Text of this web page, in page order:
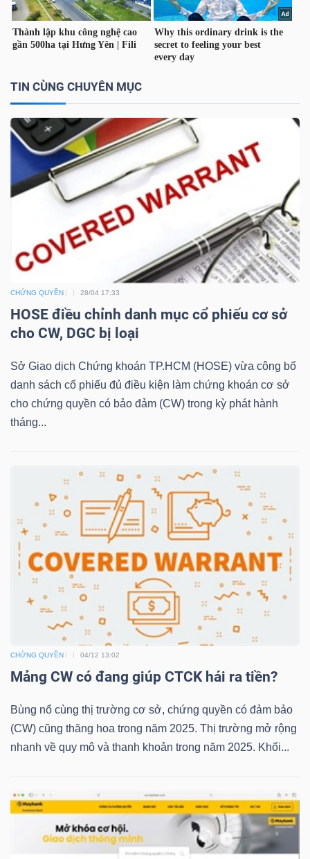
TIN CÙNG CHUYÊN MỤC
CHỨNG QUYỀN 28/04 17:33
HOSE điều chỉnh danh mục cổ phiếu cơ sở
cho CW, DGC bị loại
Sở Giao dịch Chứng khoán TP.HCM (HOSE) vừa công bố
danh sách cổ phiếu đủ điều kiện làm chứng khoán cơ sở
cho chứng quyền có bảo đảm (CW) trong kỳ phát hành
tháng...
CHỨNG QUYỀN 04/12 13:02
Mảng CW có đang giúp CTCK hái ra tiền?
Bùng nổ cùng thị trường cơ sở, chứng quyền có đảm bảo
(CW) cũng thăng hoa trong năm 2025. Thị trường mở rộng
nhanh về quy mô và thanh khoản trong năm 2025. Khối...
TÀI
PHÂN
TÍCH
VIETSTOCKFINANCE
MÔ
NGÀNH
DOANH
PHIẾU
PHÁI
SINH
TRÁI
ĐẦU